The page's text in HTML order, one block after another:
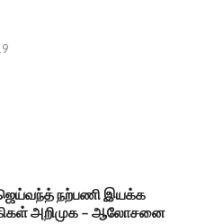
ஜெய்வந்த் நற்பணி இயக்க
அறிமுக – ஆலோசனை